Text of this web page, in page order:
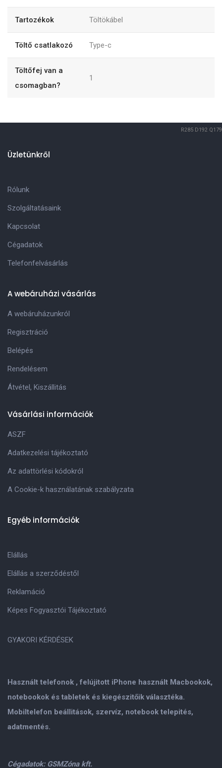
Tartozékok Töltökábel
Töltő csatlakozó Type-c
Töltőfej van a
csomagban?
1
R285 D192 Q179
Használt telefonok , felújitott iPhone használt Macbookok,
notebookok és tabletek és kiegészitőik választéka.
Mobiltelefon beállitások, szervíz, notebook telepités,
adatmentés.
Cégadatok: GSMZóna kft.
Üzletünkről
Rólunk
Szolgáltatásaink
Kapcsolat
Cégadatok
Telefonfelvásárlás
A webáruházi vásárlás
A webáruházunkról
Regisztráció
Belépés
Rendelésem
Átvétel, Kiszállitás
Vásárlási információk
ASZF
Adatkezelési tájékoztató
Az adattörlési kódokról
A Cookie-k használatának szabályzata
Egyéb információk
Elállás
Elállás a szerződéstől
Reklamáció
Képes Fogyasztói Tájékoztató
GYAKORI KÉRDÉSEK